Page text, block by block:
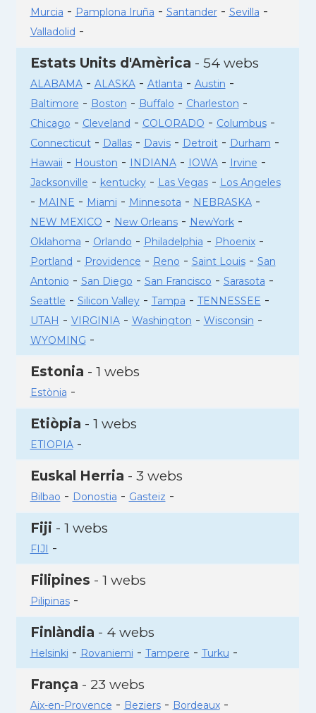
Murcia - Pamplona Iruña - Santander- Sevilla -
Valladolid -
Estats Units d'Amèrica - 54 webs
ALABAMA- ALASKA- Atlanta - Austin -
Baltimore - Boston - Buffalo - Charleston -
Chicago - Cleveland - COLORADO - Columbus-
Connecticut- Dallas- Davis- Detroit- Durham -
Hawaii - Houston - INDIANA- IOWA- Irvine -
Jacksonville - kentucky- Las Vegas- Los Angeles
- MAINE - Miami - Minnesota - NEBRASKA-
NEW MEXICO - New Orleans- NewYork-
Oklahoma - Orlando - Philadelphia - Phoenix-
Portland - Providence - Reno - Saint Louis- San
Antonio - San Diego - San Francisco - Sarasota -
Seattle - Silicon Valley- Tampa - TENNESSEE -
UTAH - VIRGINIA- Washington - Wisconsin -
WYOMING -
Estonia - 1 webs
Estònia -
Etiòpia - 1 webs
ETIOPIA-
Euskal Herria - 3 webs
Bilbao - Donostia - Gasteiz -
Fiji - 1 webs
FIJI -
Filipines - 1 webs
Pilipinas-
Finlàndia - 4 webs
Helsinki - Rovaniemi - Tampere - Turku -
França - 23 webs
Aix-en-Provence - Beziers- Bordeaux-